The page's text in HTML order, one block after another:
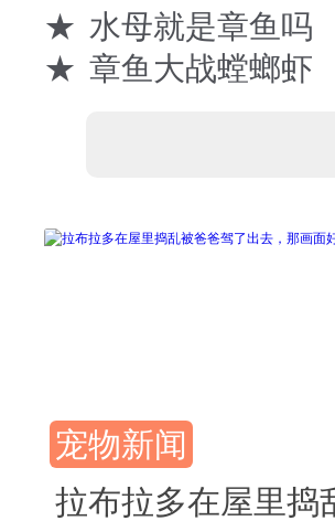
★ 水母就是章鱼吗
★ 章鱼大战螳螂虾
宠物新闻
拉布拉多在屋里捣